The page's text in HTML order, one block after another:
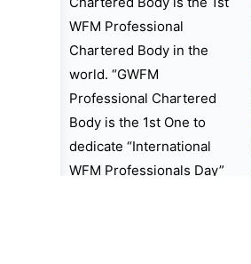
WFM Professional
Chartered Body in the
world. “GWFM
Professional Chartered
Body is the 1st One to
dedicate “International
WFM Professionals Day”